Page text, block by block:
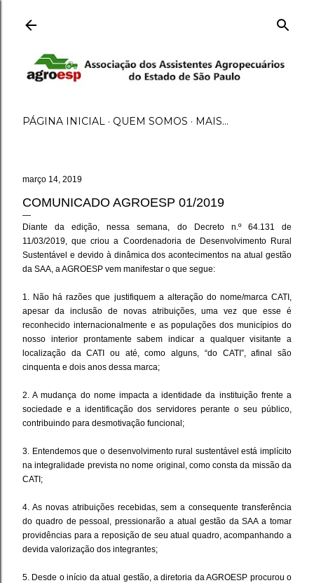
PÁGINA INICIAL QUEM SOMOS MAIS…
março 14, 2019
COMUNICADO AGROESP 01/2019
Diante da edição, nessa semana, do Decreto n.º 64.131 de
11/03/2019, que criou a Coordenadoria de Desenvolvimento Rural
Sustentável e devido à dinâmica dos acontecimentos na atual gestão
da SAA, a AGROESP vem manifestar o que segue:
1. Não há razões que justifiquem a alteração do nome/marca CATI,
apesar da inclusão de novas atribuições, uma vez que esse é
reconhecido internacionalmente e as populações dos municípios do
nosso interior prontamente sabem indicar a qualquer visitante a
localização da CATI ou até, como alguns, “do CATI”, afinal são
cinquenta e dois anos dessa marca;
2. A mudança do nome impacta a identidade da instituição frente a
sociedade e a identificação dos servidores perante o seu público,
contribuindo para desmotivação funcional;
3. Entendemos que o desenvolvimento rural sustentável está implícito
na integralidade prevista no nome original, como consta da missão da
CATI;
4. As novas atribuições recebidas, sem a consequente transferência
do quadro de pessoal, pressionarão a atual gestão da SAA a tomar
providências para a reposição de seu atual quadro, acompanhando a
devida valorização dos integrantes;
5. Desde o início da atual gestão, a diretoria da AGROESP procurou o